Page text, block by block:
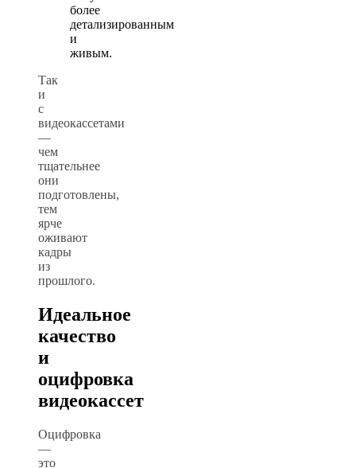
более
детализированным
и
живым.
Так
и
с
видеокассетами
—
чем
тщательнее
они
подготовлены,
тем
ярче
оживают
кадры
из
прошлого.
Идеальное
качество
и
оцифровка
видеокассет
Оцифровка
—
это